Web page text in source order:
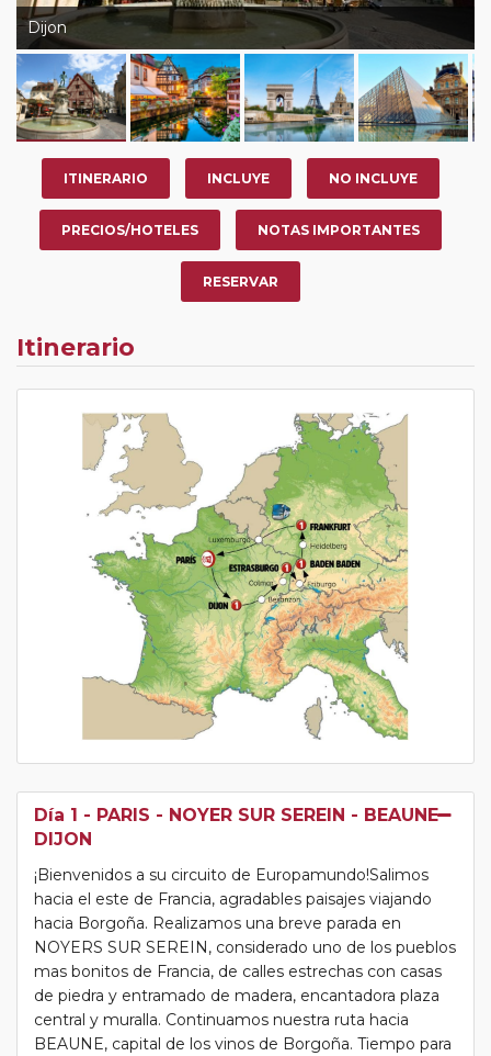
Dijon
ITINERARIO INCLUYE NO INCLUYE
PRECIOS/HOTELES NOTAS IMPORTANTES
RESERVAR
Itinerario
Día 1 - PARIS - NOYER SUR SEREIN - BEAUNE -
DIJON
¡Bienvenidos a su circuito de Europamundo!Salimos
hacia el este de Francia, agradables paisajes viajando
hacia Borgoña. Realizamos una breve parada en
NOYERS SUR SEREIN, considerado uno de los pueblos
mas bonitos de Francia, de calles estrechas con casas
de piedra y entramado de madera, encantadora plaza
central y muralla. Continuamos nuestra ruta hacia
BEAUNE, capital de los vinos de Borgoña. Tiempo para